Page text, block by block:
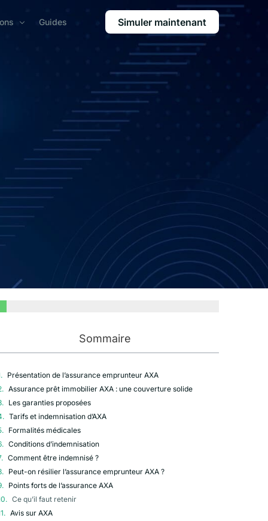
Guides Simuler maintenant
Sommaire
Présentation de l’assurance emprunteur AXA
Assurance prêt immobilier AXA : une couverture solide
Les garanties proposées
Tarifs et indemnisation d’AXA
Formalités médicales
Conditions d’indemnisation
Comment être indemnisé ?
Peut-on résilier l’assurance emprunteur AXA ?
Points forts de l’assurance AXA
Ce qu’il faut retenir
Avis sur AXA